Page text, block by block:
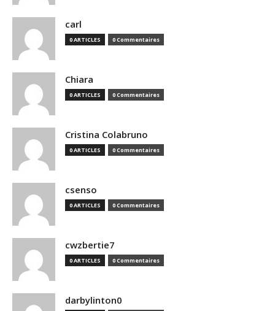
carl
0 ARTICLES 0 Commentaires
Chiara
0 ARTICLES 0 Commentaires
Cristina Colabruno
0 ARTICLES 0 Commentaires
csenso
0 ARTICLES 0 Commentaires
cwzbertie7
0 ARTICLES 0 Commentaires
darbylinton0